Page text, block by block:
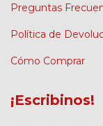
Preguntas
Política de
Cómo Comprar
¡Escribinos!